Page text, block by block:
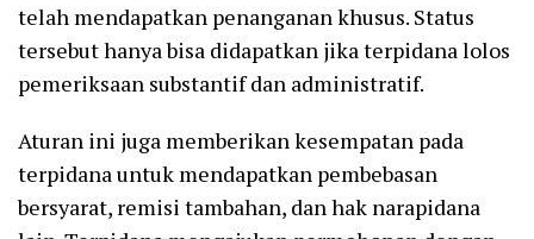
telah mendapatkan penanganan khusus. Status
tersebut hanya bisa didapatkan jika terpidana lolos
pemeriksaan substantif dan administratif.
Aturan ini juga memberikan kesempatan pada
terpidana untuk mendapatkan pembebasan
bersyarat, remisi tambahan, dan hak narapidana